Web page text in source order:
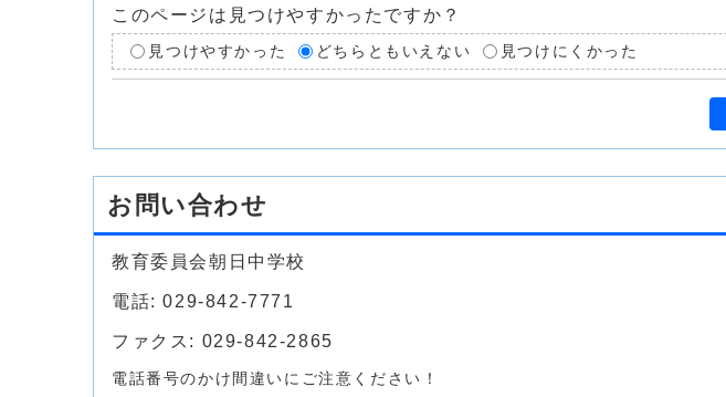
このページは見つけやすかったですか？
見つけやすかった どちらともいえない 見つけにくかった
お問い合わせ
教育委員会朝日中学校
電話: 029-842-7771
ファクス: 029-842-2865
電話番号のかけ間違いにご注意ください！